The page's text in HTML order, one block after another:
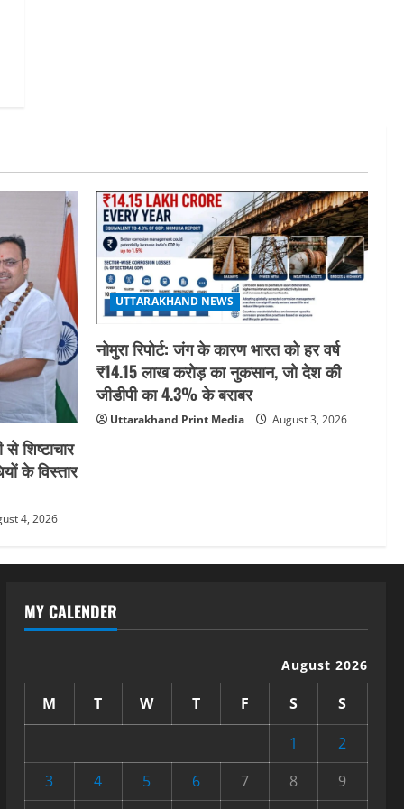
शिष्टाचार
के विस्तार
4, 2026
UTTARAKHAND NEWS
नोमुरा रिपोर्ट: जंग के कारण भारत को हर वर्ष
₹14.15 लाख करोड़ का नुकसान, जो देश की
जीडीपी का 4.3% के बराबर
Uttarakhand Print Media August 3, 2026
MY CALENDER
August 2026
M T W T F S
S
1
2
3
4 5 6 7 8
9